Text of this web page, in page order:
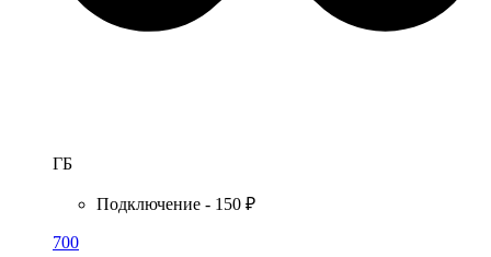
ГБ
Подключение - 150 ₽
700